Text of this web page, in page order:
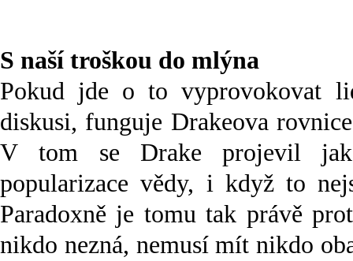
S naší troškou do mlýna
Pokud jde o to vyprovokovat
diskusi, funguje Drakeova
V tom se Drake projevil
popularizace vědy, i když to
Paradoxně je tomu tak právě
nikdo nezná, nemusí mít nikdo